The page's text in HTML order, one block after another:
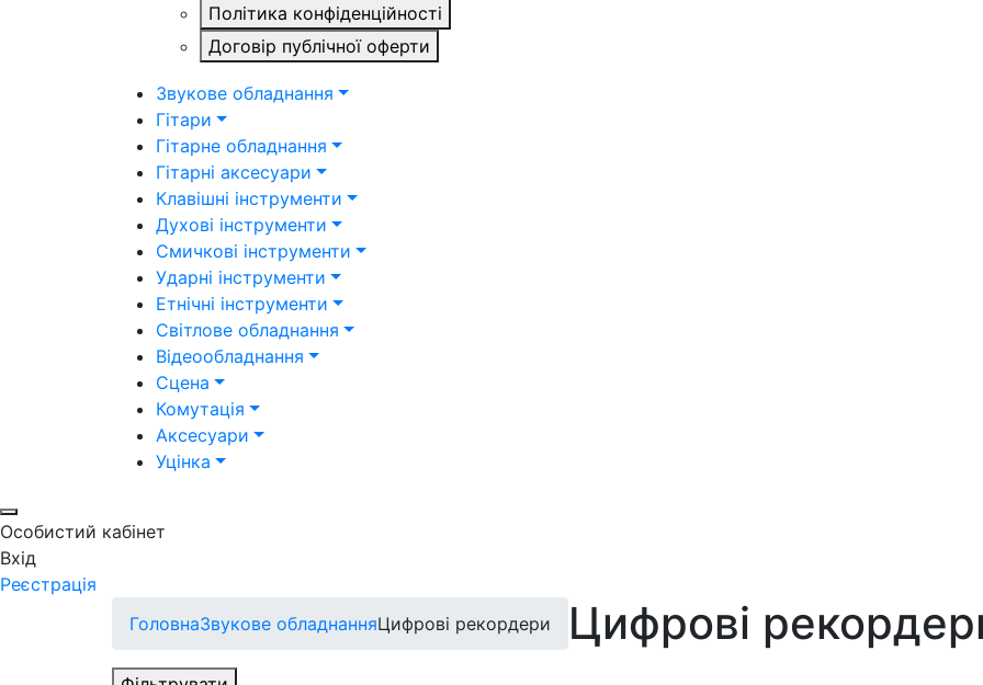
Політика конфіденційності
Договір публічної оферти
Звукове обладнання
Гітари
Гітарне обладнання
Гітарні аксесуари
Клавішні інструменти
Духові інструменти
Смичкові інструменти
Ударні інструменти
Етнічні інструменти
Світлове обладнання
Відеообладнання
Сцена
Комутація
Аксесуари
Уцінка
Особистий кабінет
Вхід
Реєстрація
ГоловнаЗвукове обладнанняЦифрові рекордери Цифрові